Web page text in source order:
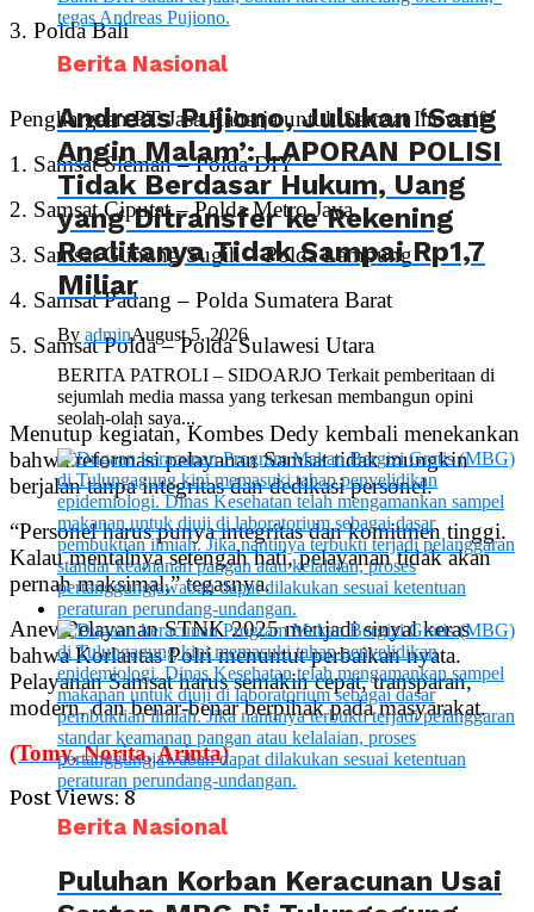
3. Polda Bali
Penghargaan PT Jasa Raharja untuk Samsat Inovatif:
1. Samsat Sleman – Polda DIY
2. Samsat Ciputat – Polda Metro Jaya
3. Samsat Gunung Sugih – Polda Lampung
4. Samsat Padang – Polda Sumatera Barat
5. Samsat Polda – Polda Sulawesi Utara
Menutup kegiatan, Kombes Dedy kembali menekankan
bahwa reformasi pelayanan Samsat tidak mungkin
berjalan tanpa integritas dan dedikasi personel.
“Personel harus punya integritas dan komitmen tinggi.
Kalau mentalnya setengah hati, pelayanan tidak akan
pernah maksimal,” tegasnya.
Anev Pelayanan STNK 2025 menjadi sinyal keras
bahwa Korlantas Polri menuntut perbaikan nyata.
Pelayanan Samsat harus semakin cepat, transparan,
modern, dan benar-benar berpihak pada masyarakat.
(Tomy, Norita, Arinta)
Post Views: 8
Berita Nasional
Andreas Pujiono, Julukan ‘Sang
Angin Malam’: LAPORAN POLISI
Tidak Berdasar Hukum, Uang
yang Ditransfer ke Rekening
Realitanya Tidak Sampai Rp1,7
Miliar
By adminAugust 5, 2026
BERITA PATROLI – SIDOARJO Terkait pemberitaan di
sejumlah media massa yang terkesan membangun opini
seolah-olah saya...
Berita Nasional
Puluhan Korban Keracunan Usai